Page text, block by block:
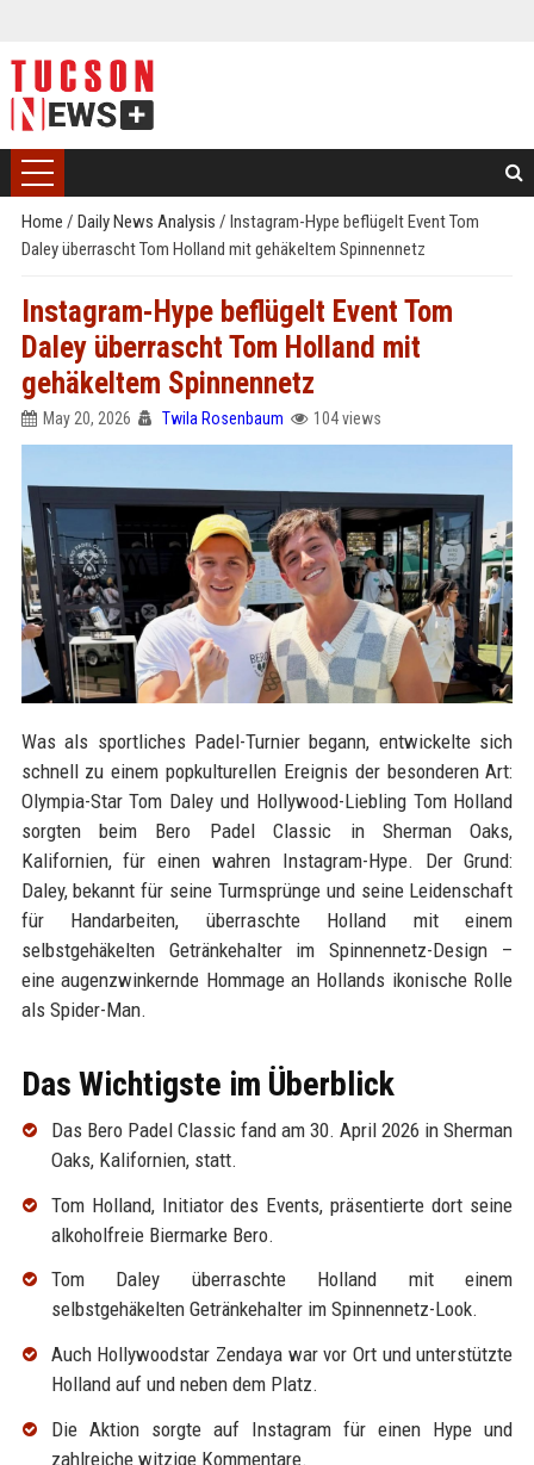
Home / Daily News Analysis / Instagram-Hype beflügelt Event Tom
Daley überrascht Tom Holland mit gehäkeltem Spinnennetz
Instagram-Hype beflügelt Event Tom
Daley überrascht Tom Holland mit
gehäkeltem Spinnennetz
May 20, 2026 Twila Rosenbaum 104 views
Was als sportliches Padel-Turnier begann, entwickelte sich
schnell zu einem popkulturellen Ereignis der besonderen Art:
Olympia-Star Tom Daley und Hollywood-Liebling Tom Holland
sorgten beim Bero Padel Classic in Sherman Oaks,
Kalifornien, für einen wahren Instagram-Hype. Der Grund:
Daley, bekannt für seine Turmsprünge und seine Leidenschaft
für Handarbeiten, überraschte Holland mit einem
selbstgehäkelten Getränkehalter im Spinnennetz-Design –
eine augenzwinkernde Hommage an Hollands ikonische Rolle
als Spider-Man.
Das Wichtigste im Überblick
Das Bero Padel Classic fand am 30. April 2026 in Sherman
Oaks, Kalifornien, statt.
Tom Holland, Initiator des Events, präsentierte dort seine
alkoholfreie Biermarke Bero.
Tom Daley überraschte Holland mit einem
selbstgehäkelten Getränkehalter im Spinnennetz-Look.
Auch Hollywoodstar Zendaya war vor Ort und unterstützte
Holland auf und neben dem Platz.
Die Aktion sorgte auf Instagram für einen Hype und
zahlreiche witzige Kommentare.